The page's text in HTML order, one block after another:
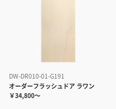
DW-DR010-01-G191
オーダーフラッシュドア ラワン
￥34,800～